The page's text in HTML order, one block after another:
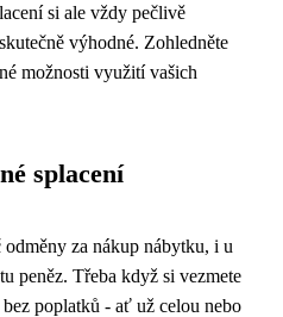
si ale vždy pečlivě
výhodné. Zohledněte
možnosti využití vašich
splacení
za nákup nábytku, i u
peněz. Třeba když si vezmete
poplatků - ať už celou nebo